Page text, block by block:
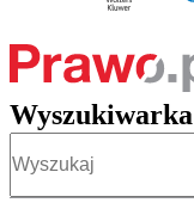
Wyszukiwarka